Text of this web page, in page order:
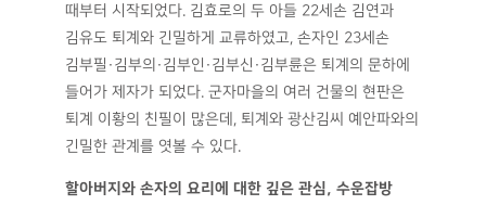
때부터 시작되었다. 김효로의 두 아들 22세손 김연과
김유도 퇴계와 긴밀하게 교류하였고, 손자인 23세손
김부필·김부의·김부인·김부신·김부륜은 퇴계의 문하에
들어가 제자가 되었다. 군자마을의 여러 건물의 현판은
퇴계 이황의 친필이 많은데, 퇴계와 광산김씨 예안파와의
긴밀한 관계를 엿볼 수 있다.
할아버지와 손자의 요리에 대한 깊은 관심, 수운잡방